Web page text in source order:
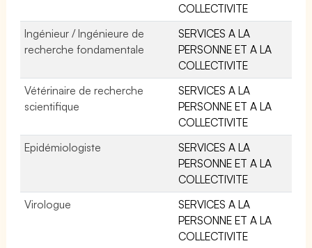
COLLECTIVITE
Ingénieur / Ingénieure de
recherche fondamentale
SERVICES A LA
PERSONNE ET A LA
COLLECTIVITE
Vétérinaire de recherche
scientifique
SERVICES A LA
PERSONNE ET A LA
COLLECTIVITE
Epidémiologiste
SERVICES A LA
PERSONNE ET A LA
COLLECTIVITE
Virologue
SERVICES A LA
PERSONNE ET A LA
COLLECTIVITE